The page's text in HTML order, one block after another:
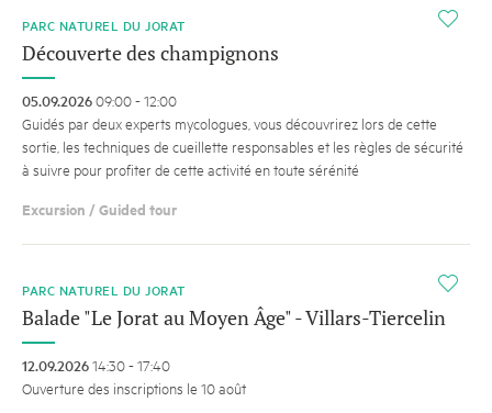
i
PARC NATUREL DU JORAT
Découverte des champignons
05.09.202609:00 - 12:00
Guidés par deux experts mycologues, vous découvrirez lors de cette
sortie, les techniques de cueillette responsables et les règles de sécurité
à suivre pour profiter de cette activité en toute sérénité
Excursion / Guided tour
i
PARC NATUREL DU JORAT
Balade "Le Jorat au Moyen Âge" - Villars-Tiercelin
12.09.202614:30 - 17:40
Ouverture des inscriptions le 10 août